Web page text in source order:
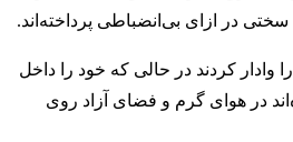
در ازای بی‌انضباطی پرداخته‌اند.
وادار کردند در حالی که خود را داخل
در هوای گرم و فضای آزاد روی